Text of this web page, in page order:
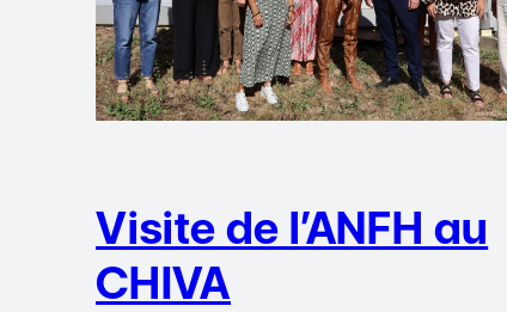
Visite de l’ANFH au
CHIVA